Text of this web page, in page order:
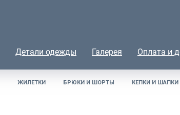
Детали одежды Галерея Оплата и
ЖИЛЕТКИ БРЮКИ И ШОРТЫ КЕПКИ И ШАПКИ